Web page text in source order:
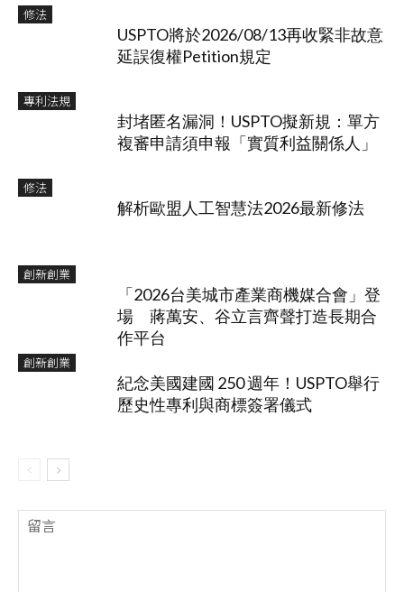
修法
USPTO將於2026/08/13再收緊非故意
延誤復權Petition規定
專利法規
封堵匿名漏洞！USPTO擬新規：單方
複審申請須申報「實質利益關係人」
修法
解析歐盟人工智慧法2026最新修法
創新創業
「2026台美城市產業商機媒合會」登
場 蔣萬安、谷立言齊聲打造長期合
作平台
創新創業
紀念美國建國 250 週年！USPTO舉行
歷史性專利與商標簽署儀式